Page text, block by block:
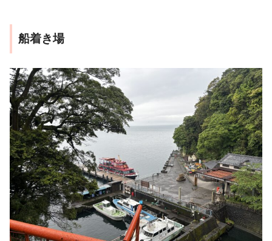
船着き場